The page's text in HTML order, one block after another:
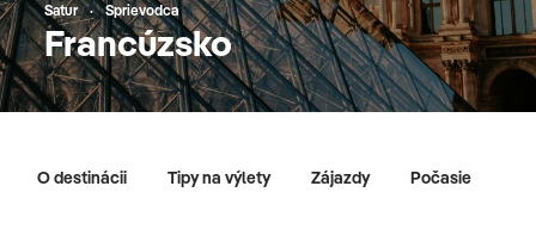
Satur Sprievodca
Francúzsko
O destinácii Tipy na výlety Zájazdy Počasie